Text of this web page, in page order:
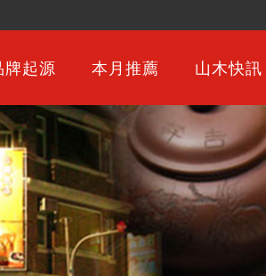
牌起源 本月推薦 山木快訊